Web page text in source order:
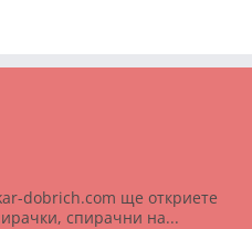
dobrich.com ще откриете
спирачни на...